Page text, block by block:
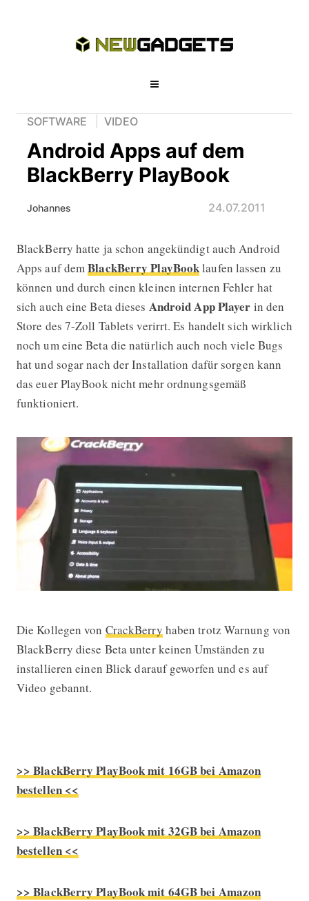
SOFTWARE VIDEO
Android Apps auf dem
BlackBerry PlayBook
Johannes 24.07.2011
Android Apps auf dem BlackBerry
BlackBerry hatte ja schon angekündigt auch Android
Apps auf demBlackBerry PlayBooklaufen lassen zu
können und durch einen kleinen internen Fehler hat
sich auch eine Beta dieses Android App Player in den
Store des 7-Zoll Tablets verirrt. Es handelt sich wirklich
noch um eine Beta die natürlich auch noch viele Bugs
hat und sogar nach der Installation dafür sorgen kann
das euer PlayBook nicht mehr ordnungsgemäß
funktioniert.
Die Kollegen von CrackBerry haben trotz Warnung von
BlackBerry diese Beta unter keinen Umständen zu
installieren einen Blick darauf geworfen und es auf
Video gebannt.
>> BlackBerry PlayBook mit 16GB bei Amazon
bestellen <<
>> BlackBerry PlayBook mit 32GB bei Amazon
bestellen <<
>> BlackBerry PlayBook mit 64GB bei Amazon